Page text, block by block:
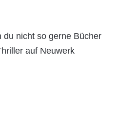
du nicht so gerne Bücher
auf Neuwerk